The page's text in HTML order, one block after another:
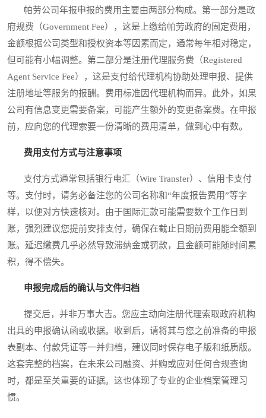
帕劳公司年报申报的费用主要由两部分构成。第一部分是政
府规费（Government Fee），这是上缴给帕劳政府的固定费用，
金额根据公司类型和授权资本等因素而定，通常每年相对稳定，
但可能有小幅调整。第二部分是注册代理服务费（Registered
Agent Service Fee），这是支付给代理机构协助处理申报、提供
注册地址等服务的报酬。费用标准因代理机构而异。此外，如果
公司有信息变更需要备案，可能产生额外的变更备案费。在申报
前，应向您的代理索要一份清晰的费用清单，做到心中有数。
费用支付方式与注意事项
支付方式通常包括银行电汇（Wire Transfer）、信用卡支付
等。支付时，请务必备注您的公司名称和“年度报告费用”等字
样，以便对方快速核对。由于国际汇款可能需要数个工作日到
账，强烈建议您提前安排支付，确保在截止日期前费用能全额到
账。延迟缴费几乎必然导致滞纳金或罚款，且金额可能随时间累
积，得不偿失。
申报完成后的确认与文件归档
提交后，并非万事大吉。您应主动向注册代理索取政府机构
出具的申报确认函或收据。收到后，请将其与您之前准备的申报
表副本、付款凭证等一并归档，建议同时保存电子版和纸质版。
这套完整的档案，在未来公司融资、并购或应对任何合规查询
时，都是至关重要的证据。这也体现了专业的企业档案管理习
惯。